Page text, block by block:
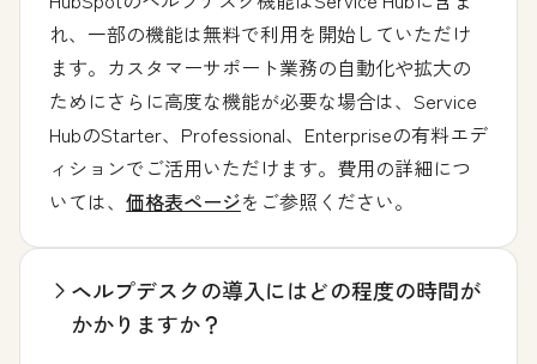
れ、一部の機能は無料で利用を開始していただけ
ます。カスタマーサポート業務の自動化や拡大の
ためにさらに高度な機能が必要な場合は、Service
HubのStarter、Professional、Enterpriseの有料エデ
ィションでご活用いただけます。費用の詳細につ
いては、 価格表ページをご参照ください。
ヘルプデスクの導入にはどの程度の時間が
かかりますか？